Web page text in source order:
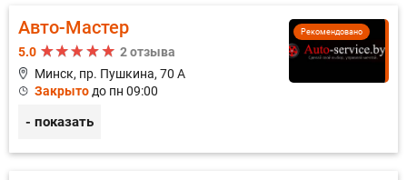
Рекомендовано
Авто-Мастер
5.0
2 отзыва
Минск, пр. Пушкина, 70 А
Закрыто до пн 09:00
- показать